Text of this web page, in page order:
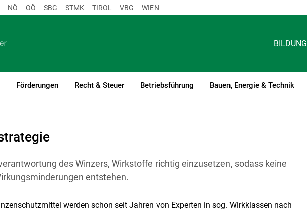
NÖ OÖ SBG STMK TIROL VBG WIEN
BILDUNG
Förderungen Recht & Steuer Betriebsführung Bauen, Energie & Technik
des Winzers, Wirkstoffe richtig einzusetzen, sodass keine
entstehen.
werden schon seit Jahren von Experten in sog. Wirkklassen nach